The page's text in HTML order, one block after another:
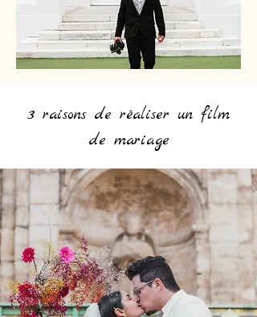
3 raisons de réaliser un film
de mariage